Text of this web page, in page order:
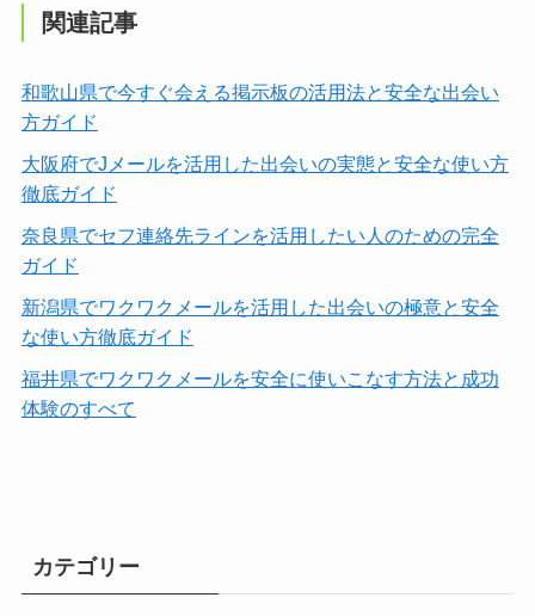
関連記事
和歌山県で今すぐ会える掲示板の活用法と安全な出会い
方ガイド
大阪府でJメールを活用した出会いの実態と安全な使い方
徹底ガイド
奈良県でセフ連絡先ラインを活用したい人のための完全
ガイド
新潟県でワクワクメールを活用した出会いの極意と安全
な使い方徹底ガイド
福井県でワクワクメールを安全に使いこなす方法と成功
体験のすべて
カテゴリー